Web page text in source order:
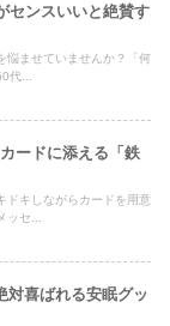
センスいいと絶賛す
悩ませていませんか？「何
代...
ードに添える「鉄
ドキしながらカードを用意
セ...
対喜ばれる安眠グッ